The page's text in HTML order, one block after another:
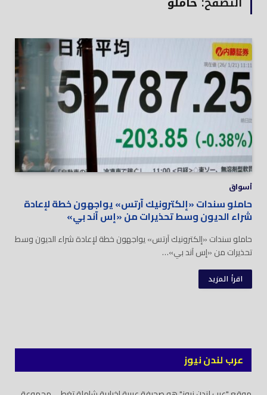
أسواق
حاملو سندات «إلكترونيك آرتس» يواجهون خطة لإعادة
شراء الديون وسط تحذيرات من «إس آند بي»
حاملو سندات «إلكترونيك آرتس» يواجهون خطة لإعادة شراء الديون وسط
تحذيرات من «إس آند بي»…
اقرأ المزيد
عرب لندن نيوز